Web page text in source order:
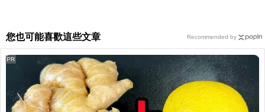
您也可能喜歡這些文章
PR
Recommended by